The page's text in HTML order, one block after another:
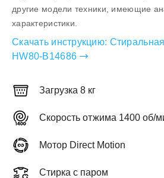
другие модели техники, имеющие
характеристики.
Скачать инструкцию:
HW80-B14686
Загрузка 8 кг
Скорость отжима 1400 об/
Мотор Direct Motion
Стирка с паром